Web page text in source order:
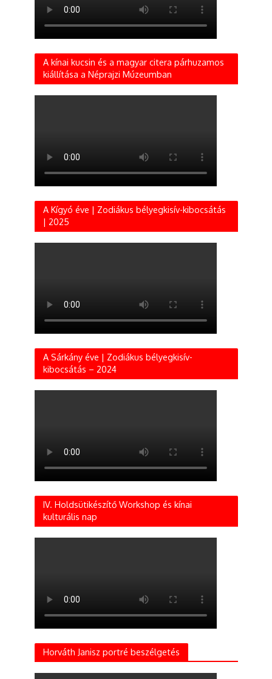
A kínai kucsin és a magyar citera párhuzamos
kiállítása a Néprajzi Múzeumban
A Kígyó éve | Zodiákus bélyegkisív-kibocsátás
| 2025
A Sárkány éve | Zodiákus bélyegkisív-
kibocsátás – 2024
IV. Holdsütikészítő Workshop és kínai
kulturális nap
Horváth Janisz portré beszélgetés